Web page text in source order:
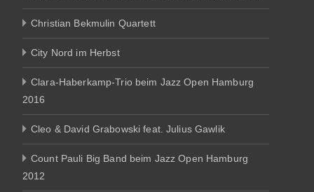
Christian Bekmulin Quartett
City Nord im Herbst
Clara-Haberkamp-Trio beim Jazz Open Hamburg
2016
Cleo & David Grabowski feat. Julius Gawlik
Count Pauli Big Band beim Jazz Open Hamburg
2012